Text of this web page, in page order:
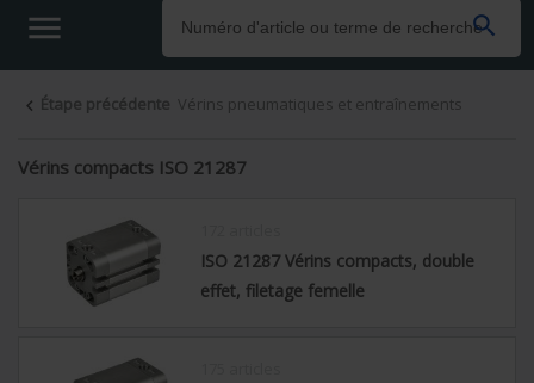
 
 Étape précédente Vérins pneumatiques et entraînements
Vérins compacts ISO 21287
ISO 21287 Vérins compacts, double
effet, filetage femelle